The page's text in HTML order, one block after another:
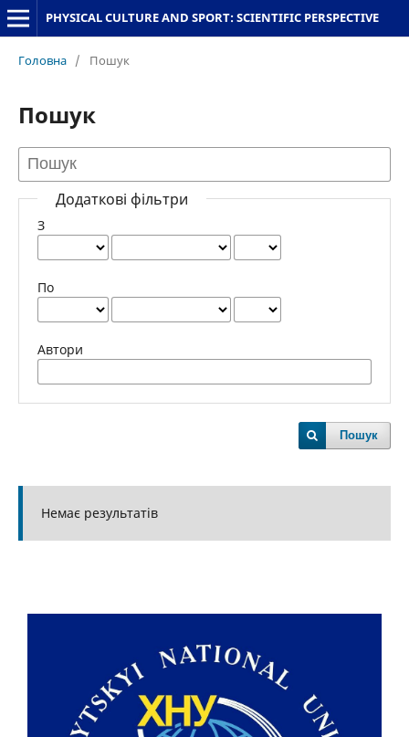
PHYSICAL CULTURE AND SPORT: SCIENTIFIC PERSPECTIVE
Головна / Пошук
Пошук
Додаткові фільтри
З
По
Автори
Пошук
Немає результатів